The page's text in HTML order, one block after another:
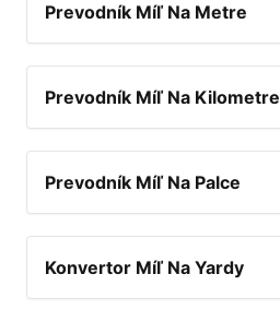
Prevodník Míľ Na Metre
Prevodník Míľ Na Kilometre
Prevodník Míľ Na Palce
Konvertor Míľ Na Yardy